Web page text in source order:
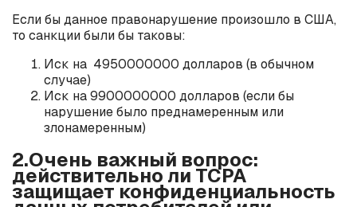
Если бы данное правонарушение произошло в США,
то санкции были бы таковы:
Иск на 4950000000 долларов (в обычном
случае)
Иск на 9900000000 долларов (если бы
нарушение было преднамеренным или
злонамеренным)
2.Очень важный вопрос:
действительно ли TCPA
защищает конфиденциальность